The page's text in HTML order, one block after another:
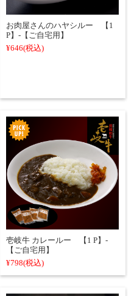
お肉屋さんのハヤシルー 【1
P】-【ご自宅用】
¥646(税込)
壱岐牛 カレールー 【1 P】-
【ご自宅用】
¥798(税込)